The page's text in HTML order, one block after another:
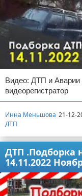
Видео: ДТП и Аварии
видеорегистратор
Инна Меньшова 21-12-
ДТП
ДТП .Подборка
14.11.2022